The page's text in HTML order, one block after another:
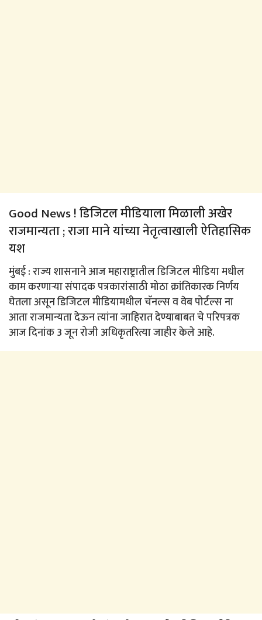
Good News ! डिजिटल मीडियाला मिळाली अखेर
राजमान्यता ; राजा माने यांच्या नेतृत्वाखाली ऐतिहासिक
यश
मुंबई : राज्य शासनाने आज महाराष्ट्रातील डिजिटल मीडिया मधील
काम करणाऱ्या संपादक पत्रकारांसाठी मोठा क्रांतिकारक निर्णय
घेतला असून डिजिटल मीडियामधील चॅनल्स व वेब पोर्टल्स ना
आता राजमान्यता देऊन त्यांना जाहिरात देण्याबाबत चे परिपत्रक
आज दिनांक 3 जून रोजी अधिकृतरित्या जाहीर केले आहे.